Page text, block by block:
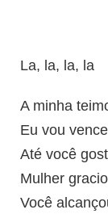
La, la, la, la
A minha
Eu vou
Até você
Mulher
Você
automático